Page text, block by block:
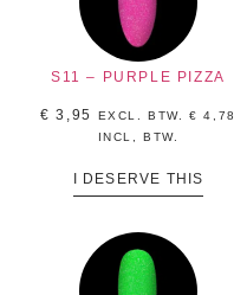
S11 – PURPLE PIZZA
€ 3,95 EXCL. BTW.€ 4,78
INCL, BTW.
I DESERVE THIS